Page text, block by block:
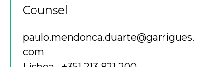
Counsel
paulo.mendonca.duarte@garrigues.
com